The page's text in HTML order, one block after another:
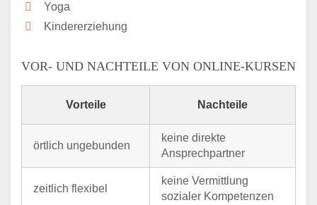
Yoga
Kindererziehung
VOR- UND NACHTEILE VON ONLINE-KURSEN
Vorteile Nachteile
örtlich ungebunden
keine direkte
Ansprechpartner
zeitlich flexibel
keine Vermittlung
sozialer Kompetenzen